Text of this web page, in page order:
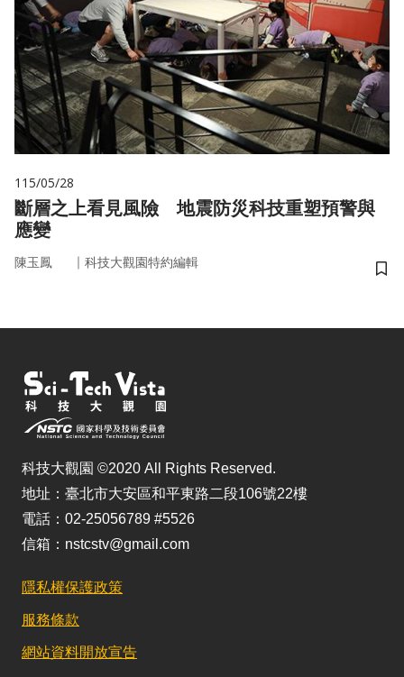
115/05/28
斷層之上看見風險 地震防災科技重塑預警與
應變
陳玉鳳 ｜ 科技大觀園特約編輯
儲
科技大觀園 ©2020 All Rights Reserved.
地址：臺北市大安區和平東路二段106號22樓
電話：02-25056789 #5526
信箱：nstcstv@gmail.com
隱私權保護政策
服務條款
網站資料開放宣告